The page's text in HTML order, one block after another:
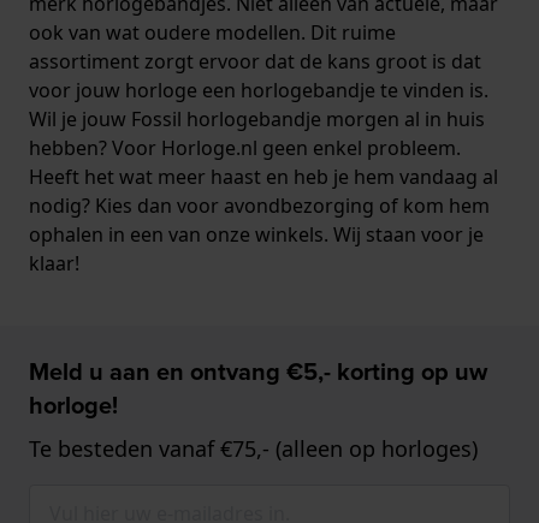
ook van wat oudere modellen. Dit ruime
assortiment zorgt ervoor dat de kans groot is dat
voor jouw horloge een horlogebandje te vinden is.
Wil je jouw Fossil horlogebandje morgen al in huis
hebben? Voor Horloge.nl geen enkel probleem.
Heeft het wat meer haast en heb je hem vandaag al
nodig? Kies dan voor avondbezorging of kom hem
ophalen in een van onze winkels. Wij staan voor je
klaar!
Meld u aan en ontvang €5,- korting op uw
horloge!
Te besteden vanaf €75,- (alleen op horloges)